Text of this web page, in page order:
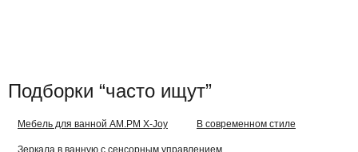
Подборки “часто ищут”
Мебель для ванной AM.PM X-Joy В современном стиле
Зеркала в ванную с сенсорным управлением